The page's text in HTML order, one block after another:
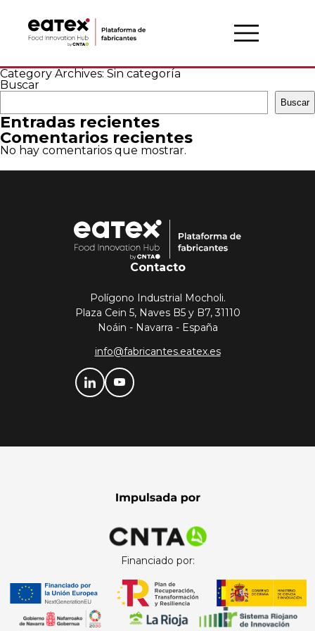
Category Archives: Sin categoría
Buscar
Buscar
Entradas recientes
Comentarios recientes
No hay comentarios que mostrar.
Contacto
Polígono Industrial Mocholi.
Plaza Cein 5, Naves B5 y B7, 31110
Noáin - Navarra - España
info@fabricantes.eatex.es
Financiado por: